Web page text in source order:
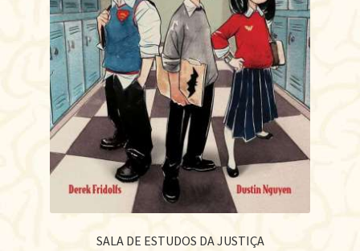
SALA DE ESTUDOS DA JUSTIÇA